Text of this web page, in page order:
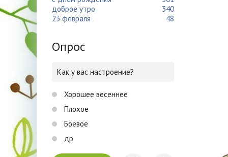
доброе утро
340
23 февраля
48
Опрос
Как у вас настроение?
Хорошее весеннее
Плохое
Боевое
др